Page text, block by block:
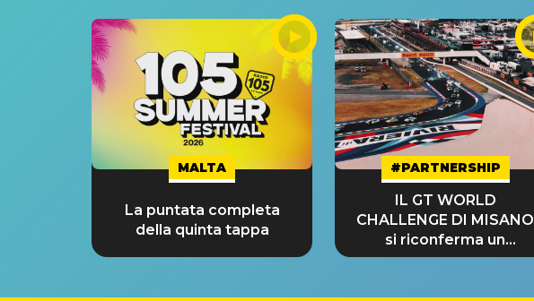
MALTA
La puntata completa
della quinta tappa
#PARTNERSHIP
IL GT WORLD
CHALLENGE DI MISANO
si riconferma un
GRANDE SUCCESSO!